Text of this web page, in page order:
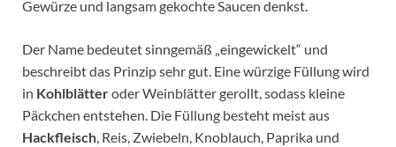
Gewürze und langsam gekochte Saucen denkst.
Der Name bedeutet sinngemäß „eingewickelt“ und
beschreibt das Prinzip sehr gut. Eine würzige Füllung wird
in Kohlblätteroder Weinblätter gerollt, sodass kleine
Päckchen entstehen. Die Füllung besteht meist aus
Hackfleisch, Reis, Zwiebeln, Knoblauch, Paprika und